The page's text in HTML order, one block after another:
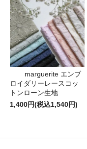
marguerite エンブ
ロイダリーレースコッ
トンローン生地
1,400円(税込1,540円)